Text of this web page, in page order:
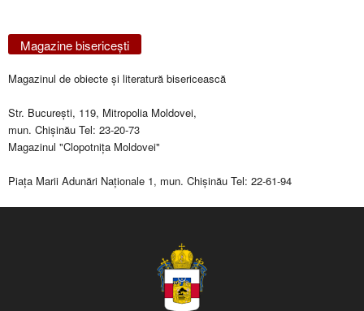
Magazine bisericeşti
Magazinul de obiecte şi literatură bisericească
Str. Bucureşti, 119, Mitropolia Moldovei,
mun. Chişinău Tel: 23-20-73
Magazinul "Clopotniţa Moldovei"
Piaţa Marii Adunări Naţionale 1, mun. Chişinău Tel: 22-61-94